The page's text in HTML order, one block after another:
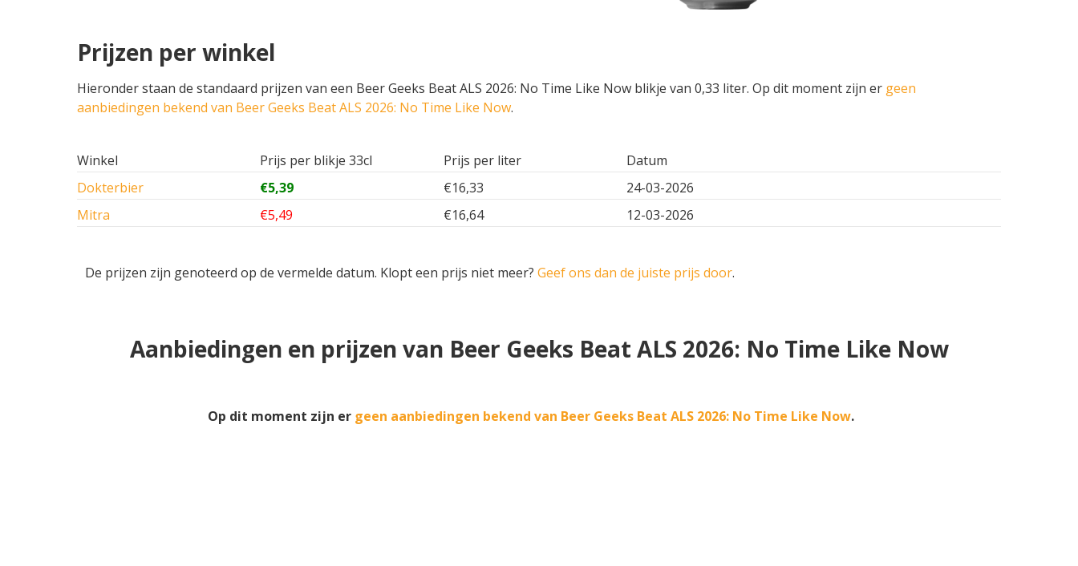
Prijzen per winkel
Hieronder staan de standaard prijzen van een Beer Geeks Beat ALS 2026: No Time Like Now blikje van 0,33 liter. Op dit moment zijn er geen
aanbiedingen bekend van Beer Geeks Beat ALS 2026: No Time Like Now.
Winkel Prijs per blikje 33cl Prijs per liter
Datum
Dokterbier
€5,39 €16,33
24-03-2026
Mitra
€5,49 €16,64 12-03-2026
De prijzen zijn genoteerd op de vermelde datum. Klopt een prijs niet meer? Geef ons dan de juiste prijs door.
Aanbiedingen en prijzen van Beer Geeks Beat ALS 2026: No Time Like Now
Op dit moment zijn er geen aanbiedingen bekend van Beer Geeks Beat ALS 2026: No Time Like Now.